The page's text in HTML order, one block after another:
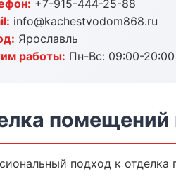
+7-915-444-25-88
info@kachestvodom868.ru
Ярославль
работы: Пн-Вс: 09:00-20:00
помещений
подход к